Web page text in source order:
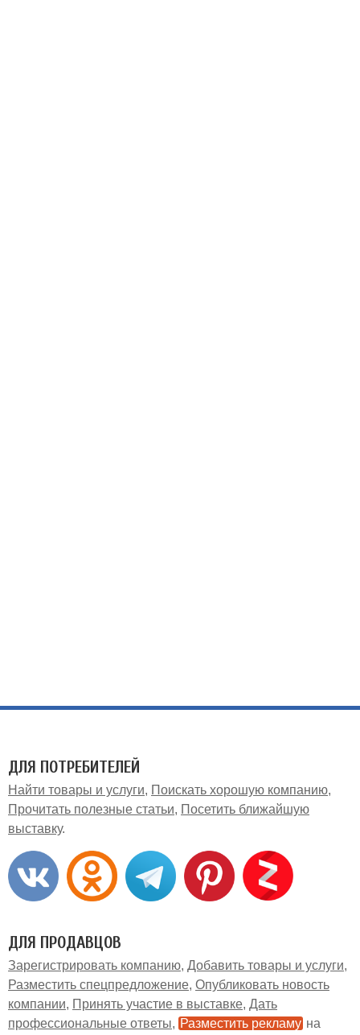
ДЛЯ ПОТРЕБИТЕЛЕЙ
Найти товары и услуги
Поискать хорошую компанию
Прочитать полезные статьи
Посетить ближайшую
выставку
ДЛЯ ПРОДАВЦОВ
Зарегистрировать компанию Добавить товары и услуги
Разместить спецпредложение Опубликовать новость
компании
Принять участие в выставке Дать
профессиональные ответы
Разместить рекламу на